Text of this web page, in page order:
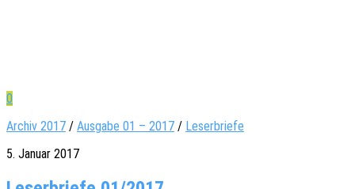
0
Archiv 2017 / Ausgabe 01 – 2017 / Leserbriefe
5. Januar 2017